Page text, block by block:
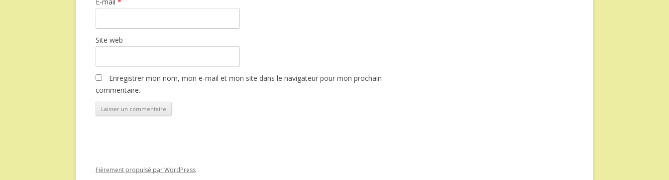
Site web
Enregistrer mon nom, mon e-mail et mon site dans le navigateur pour mon prochain
commentaire.
Fièrement propulsé par WordPress